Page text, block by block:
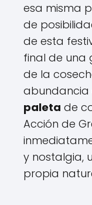
esa misma
de
de esta
final de una
de la
abundancia
paleta de
Acción de
y nostalgia,
propia